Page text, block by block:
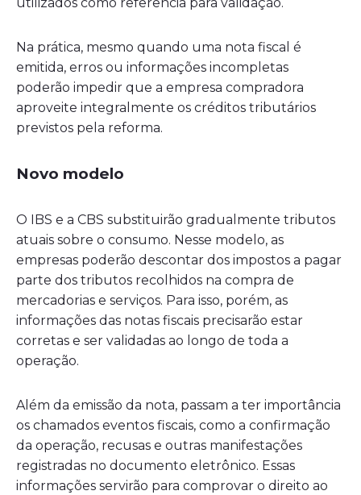
utilizados como referência para validação.
Na prática, mesmo quando uma nota fiscal é
emitida, erros ou informações incompletas
poderão impedir que a empresa compradora
aproveite integralmente os créditos tributários
previstos pela reforma.
Novo modelo
O IBS e a CBS substituirão gradualmente tributos
atuais sobre o consumo. Nesse modelo, as
empresas poderão descontar dos impostos a pagar
parte dos tributos recolhidos na compra de
mercadorias e serviços. Para isso, porém, as
informações das notas fiscais precisarão estar
corretas e ser validadas ao longo de toda a
operação.
Além da emissão da nota, passam a ter importância
os chamados eventos fiscais, como a confirmação
da operação, recusas e outras manifestações
registradas no documento eletrônico. Essas
informações servirão para comprovar o direito ao